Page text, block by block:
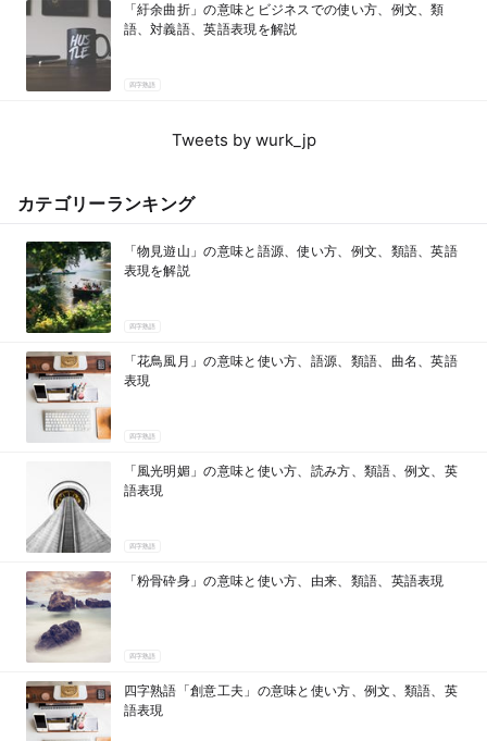
「紆余曲折」の意味とビジネスでの使い方、例文、類
語、対義語、英語表現を解説
四字熟語
Tweets by wurk_jp
カテゴリーランキング
「物見遊山」の意味と語源、使い方、例文、類語、英語
表現を解説
四字熟語
「花鳥風月」の意味と使い方、語源、類語、曲名、英語
表現
四字熟語
「風光明媚」の意味と使い方、読み方、類語、例文、英
語表現
四字熟語
「粉骨砕身」の意味と使い方、由来、類語、英語表現
四字熟語
四字熟語「創意工夫」の意味と使い方、例文、類語、英
語表現